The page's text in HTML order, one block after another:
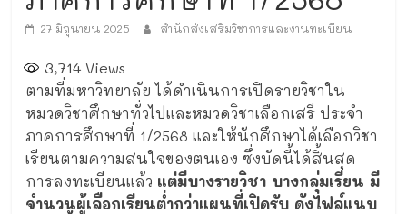
27 มิถุนายน 2025 สำนักส่งเสริมวิชาการและงานทะเบียน
3,714 Views
ตามที่มหาวิทยาลัย ได้ดำเนินการเปิดรายวิชาใน
หมวดวิชาศึกษาทั่วไปและหมวดวิชาเลือกเสรี ประจำ
ภาคการศึกษาที่ 1/2568 และให้นักศึกษาได้เลือกวิชา
เรียนตามความสนใจของตนเอง ซึ่งบัดนี้ได้สิ้นสุด
การลงทะเบียนแล้ว แต่มีบางรายวิชา บางกลุ่มเรียน มี
จำนวนผู้เลือกเรียนต่ำกว่าแผนที่เปิดรับ ดังไฟล์แนบ